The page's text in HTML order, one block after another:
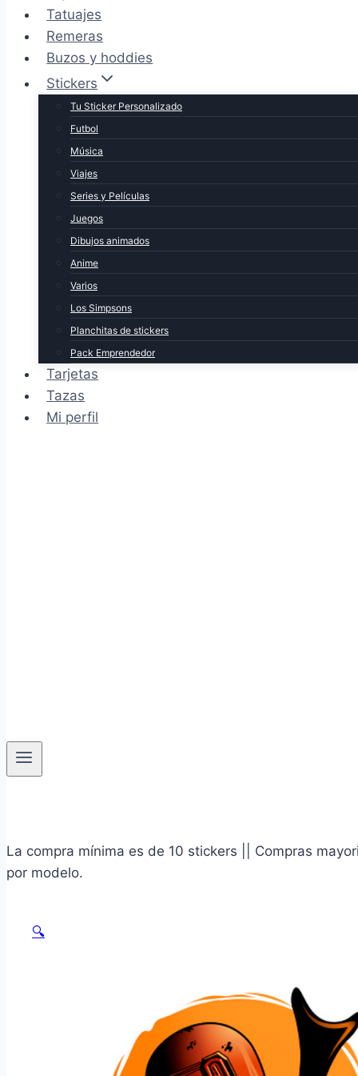
Tatuajes
Remeras
Buzos y hoddies
Stickers
Tu Sticker Personalizado
Futbol
Música
Viajes
Series y Películas
Juegos
Dibujos animados
Anime
Varios
Los Simpsons
Planchitas de stickers
Pack Emprendedor
Tarjetas
Tazas
Mi perfil
La compra mínima es de 10 stickers || Compras
por modelo.
🔍